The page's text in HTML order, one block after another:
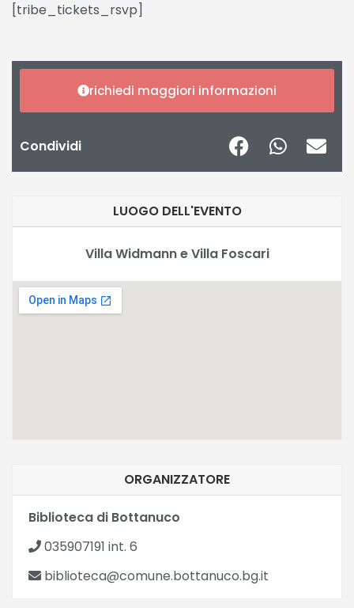
[tribe_tickets_rsvp]
richiedi maggiori informazioni
Condividi
LUOGO DELL'EVENTO
Villa Widmann e Villa Foscari
ORGANIZZATORE
Biblioteca di Bottanuco
035907191 int. 6
biblioteca@comune.bottanuco.bg.it